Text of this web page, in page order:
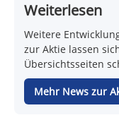
Weiterlesen
Weitere
zur Aktie lassen
Übersichtsseiten
Mehr News zur